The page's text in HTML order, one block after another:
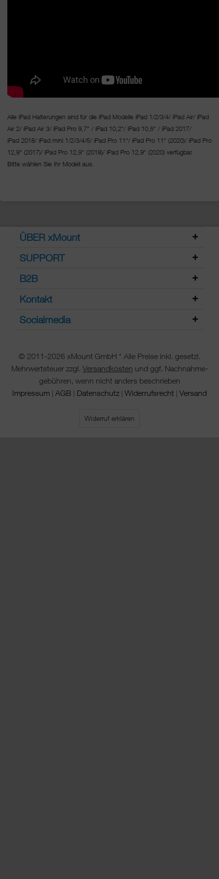
Alle iPad Halterungen sind für die iPad Modelle iPad 1/2/3/4/ iPad Air/ iPad
Air 2/ iPad Air 3/ iPad Pro 9,7“ / iPad 10,2“/ iPad 10,5“ / iPad 2017/
iPad 2018/ iPad mini 1/2/3/4/5/ iPad Pro 11“/ iPad Pro 11“ (2020)/ iPad Pro
12,9“ (2017)/ iPad Pro 12,9“ (2018)/ iPad Pro 12,9“ (2020) verfügbar.
Bitte wählen Sie Ihr Modell aus.
ÜBER xMount
SUPPORT
B2B
Kontakt
Socialmedia
© 2011-2026 xMount GmbH * Alle Preise inkl. gesetzl.
Mehrwertsteuer zzgl. Versandkosten und ggf. Nachnahme-
gebühren, wenn nicht anders beschrieben
Impressum | AGB | Datenschutz | Widerrufsrecht | Versand
Widerruf erklären